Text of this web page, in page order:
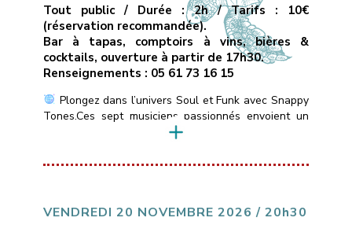
Tout public / Durée : 2h / Tarifs : 10€
(réservation recommandée).
Bar à tapas, comptoirs à vins, bières &
cocktails, ouverture à partir de 17h30.
Renseignements : 05 61 73 16 15
Plongez dans l’univers Soul et Funk avec Snappy
Tones.Ces sept musiciens passionnés envoient un
son vif et énergique des incontournables de la Soul
du Funk: Jamiroquai, Chaka Khan, Earth, Wind &
conso )
Les Marins d’Eau […]
VENDREDI 20 NOVEMBRE 2026 / 20h30